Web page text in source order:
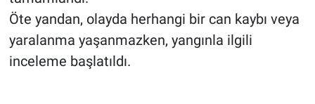
Öte yandan, olayda herhangi bir can kaybı veya
yaralanma yaşanmazken, yangınla ilgili
inceleme başlatıldı.